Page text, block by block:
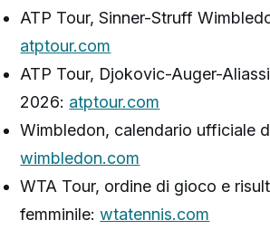
ATP Tour, Sinner-Struff
atptour.com
ATP Tour, Djokovic-Auger-
2026: atptour.com
Wimbledon, calendario ufficiale
wimbledon.com
WTA Tour, ordine di gioco e
femminile:wtatennis.com